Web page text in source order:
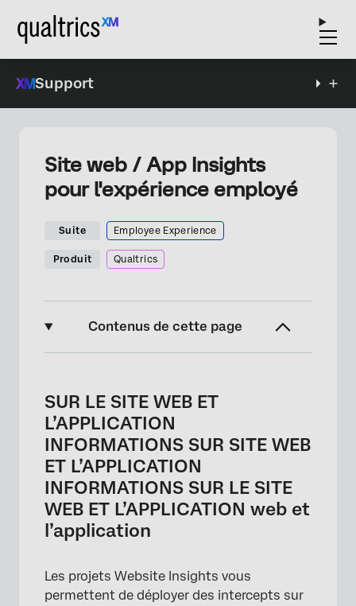
Support
Site web / App Insights
pour l'expérience employé
Suite Employee Experience
Produit Qualtrics
Contenus de cette page
L’APPLICATION INFORMATIONS SUR LE SITE
WEB ET L’APPLICATION web et l’application
Mise en place de l’enquête de retour
d’information
Obtenir un lien vers l’enquête et définir les
participants
Décider de la manière dont les visiteurs sont
invités à donner leur avis
SUR LE SITE WEB ET
L’APPLICATION
INFORMATIONS SUR SITE WEB
ET L’APPLICATION
INFORMATIONS SUR LE SITE
WEB ET L’APPLICATION web et
l’application
Les projets Website Insights vous
permettent de déployer des intercepts sur